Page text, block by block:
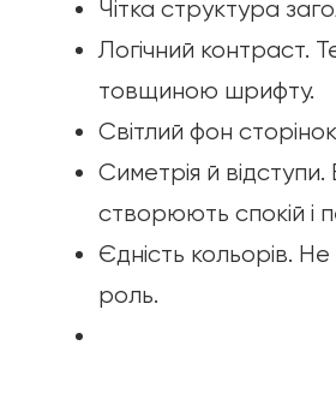
Чітка структура
Логічний контраст.
товщиною шрифту.
Світлий фон
Симетрія й відступи.
створюють спокій і
Єдність кольорів.
роль.